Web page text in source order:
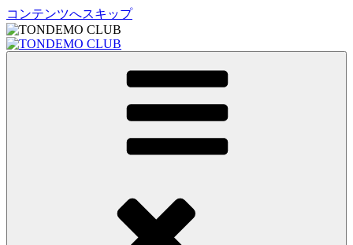
コンテンツへスキップ
トンデモクラブ公式サイト